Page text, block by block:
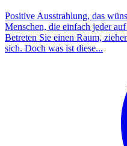
Positive Ausstrahlung, das
Menschen, die einfach jeder
Betreten Sie einen Raum,
sich. Doch was ist diese...